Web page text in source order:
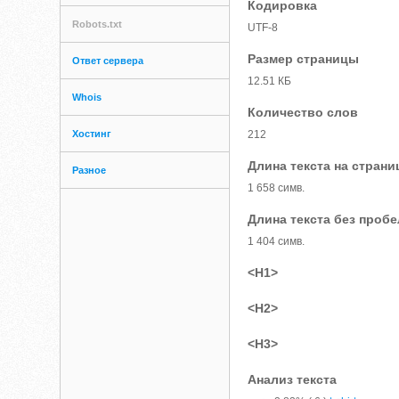
Robots.txt
Ответ сервера
Whois
Хостинг
Разное
Кодировка
UTF-8
Размер страницы
12.51 КБ
Количество слов
212
Длина текста на
1 658 симв.
Длина текста без
1 404 симв.
<H1>
<H2>
<H3>
Анализ текста